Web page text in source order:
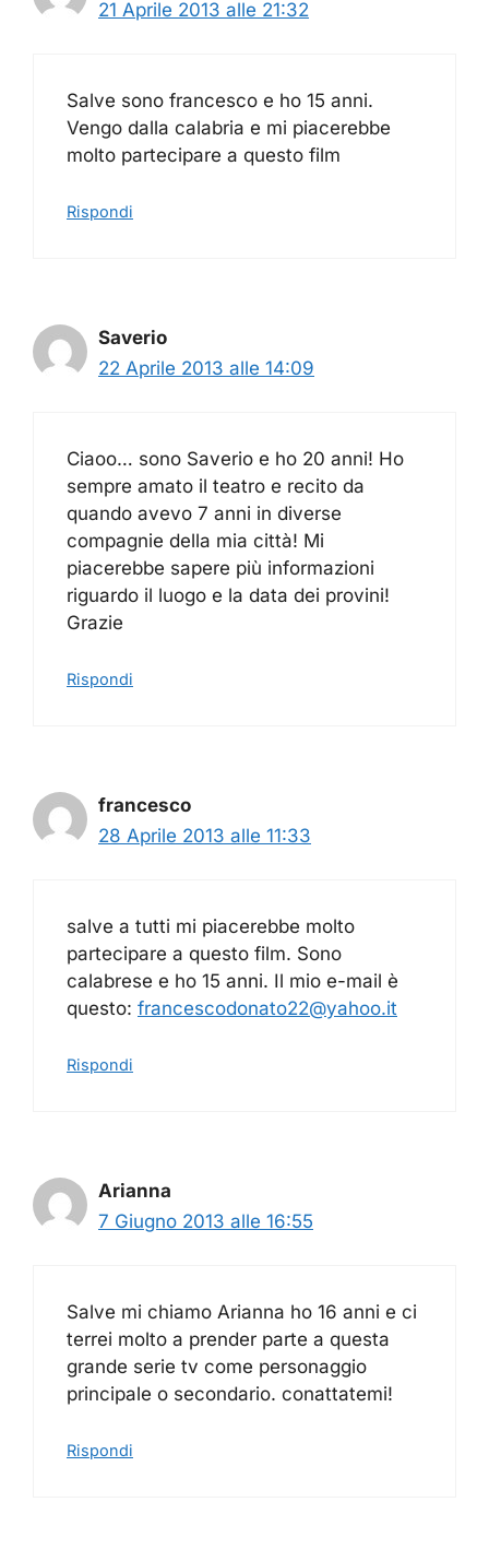
21 Aprile 2013 alle 21:32
Salve sono francesco e ho 15 anni.
Vengo dalla calabria e mi piacerebbe
molto partecipare a questo film
Rispondi
Saverio
22 Aprile 2013 alle 14:09
Ciaoo… sono Saverio e ho 20 anni! Ho
sempre amato il teatro e recito da
quando avevo 7 anni in diverse
compagnie della mia città! Mi
piacerebbe sapere più informazioni
riguardo il luogo e la data dei provini!
Grazie
Rispondi
francesco
28 Aprile 2013 alle 11:33
salve a tutti mi piacerebbe molto
partecipare a questo film. Sono
calabrese e ho 15 anni. Il mio e-mail è
questo: francescodonato22@yahoo.it
Rispondi
Arianna
7 Giugno 2013 alle 16:55
Salve mi chiamo Arianna ho 16 anni e ci
terrei molto a prender parte a questa
grande serie tv come personaggio
principale o secondario. conattatemi!
Rispondi